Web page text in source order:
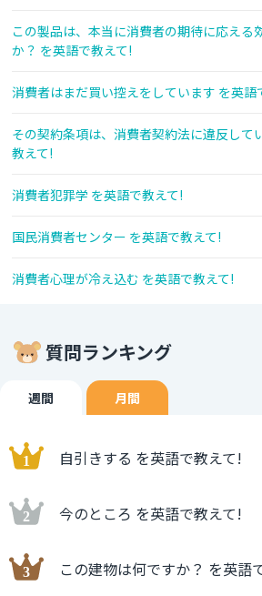
この製品は、本当に消費者の期待に応える
か？ を英語で教えて!
消費者はまだ買い控えをしています を英語
その契約条項は、消費者契約法に違反して
教えて!
消費者犯罪学 を英語で教えて!
国民消費者センター を英語で教えて!
消費者心理が冷え込む を英語で教えて!
質問ランキング
週間 月間
自引きする を英語で教えて!
今のところ を英語で教えて!
この建物は何ですか？ を英語